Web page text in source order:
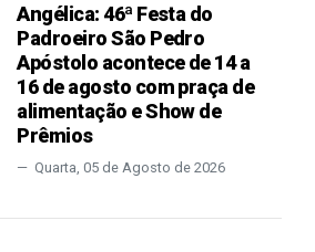
Angélica: 46ª Festa do
Padroeiro São Pedro
Apóstolo acontece de 14 a
16 de agosto com praça de
alimentação e Show de
Prêmios
Quarta, 05 de Agosto de 2026